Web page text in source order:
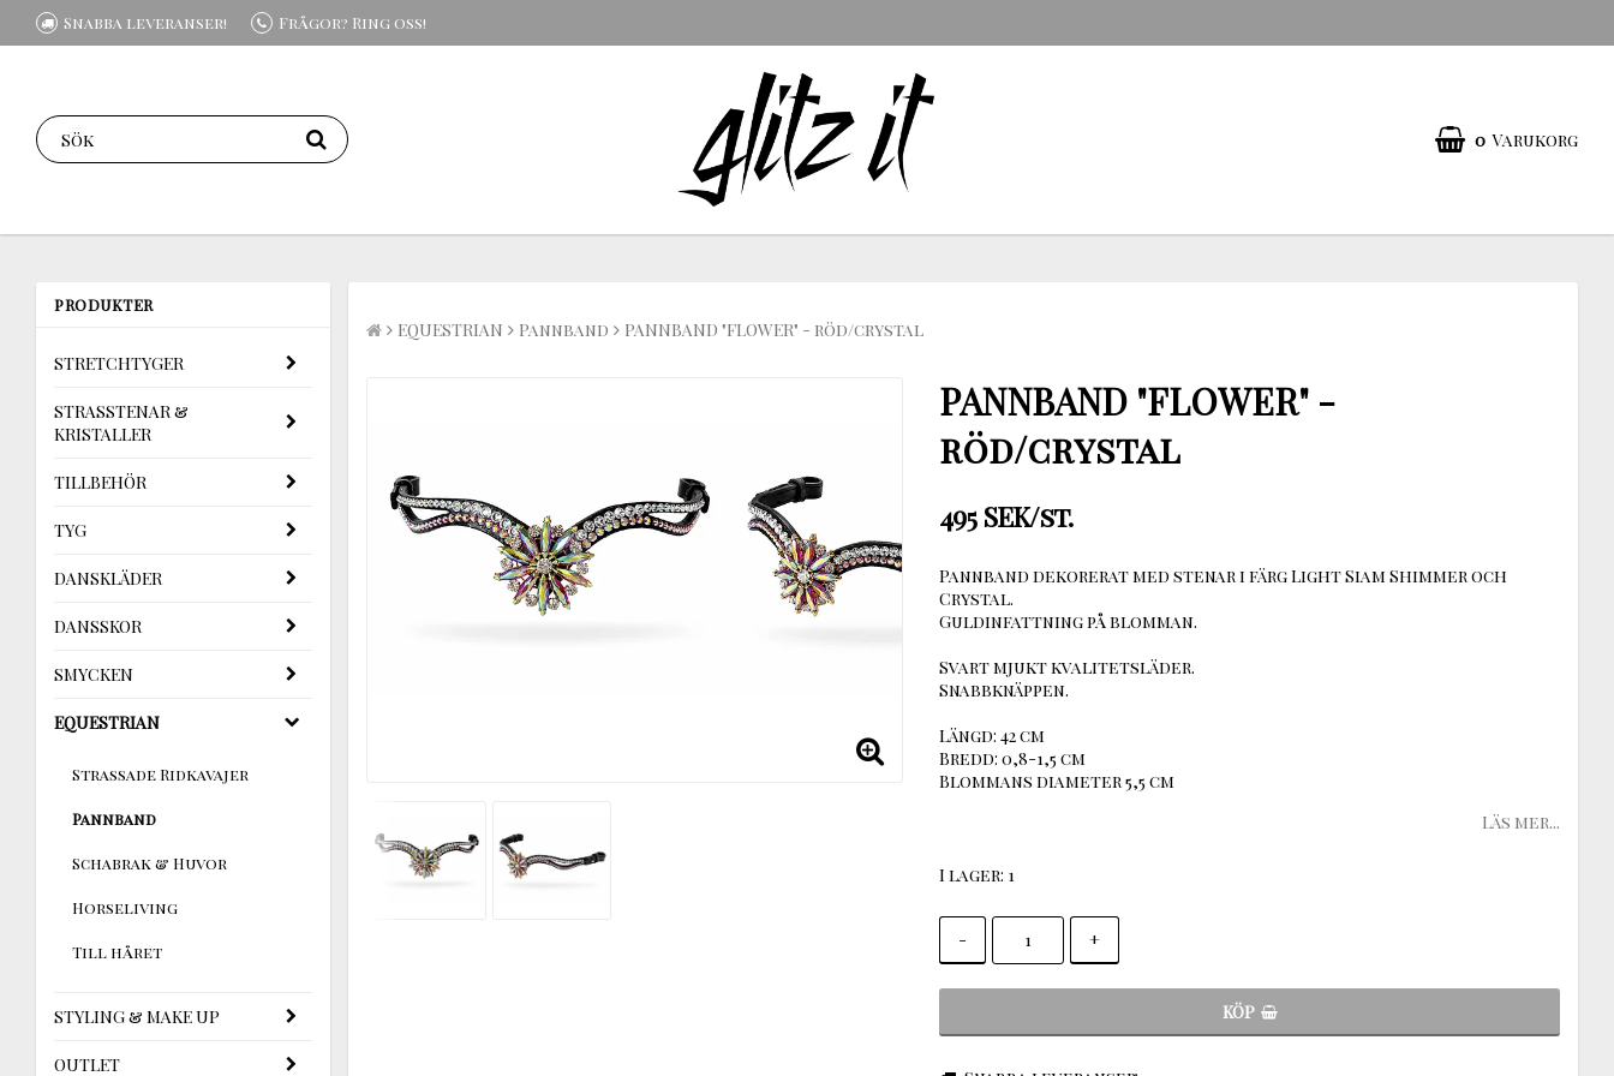
Snabba leveranser! Frågor? Ring oss!
0 Varukorg
PRODUKTER
STRETCHTYGER
STRASSTENAR &
KRISTALLER
TILLBEHÖR
TYG
DANSKLÄDER
DANSSKOR
SMYCKEN
EQUESTRIAN
Strassade Ridkavajer
Pannband
Schabrak & Huvor
Horseliving
Till håret
STYLING & MAKE UP
OUTLET
EQUESTRIAN Pannband PANNBAND "FLOWER" - röd/crystal
PANNBAND "FLOWER" -
röd/crystal
495 SEK/st.
Pannband dekorerat med stenar i färg Light Siam Shimmer och
Crystal.
Guldinfattning på blomman.
Svart mjukt kvalitetsläder.
Snabbknäppen.
Längd: 42 cm
Bredd: 0,8-1,5 cm
Blommans diameter 5,5 cm
Läs mer...
I lager: 1
- +
KÖP